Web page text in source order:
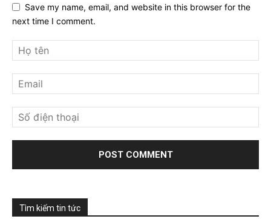
Save my name, email, and website in this browser for the
next time I comment.
Tìm kiếm tin tức